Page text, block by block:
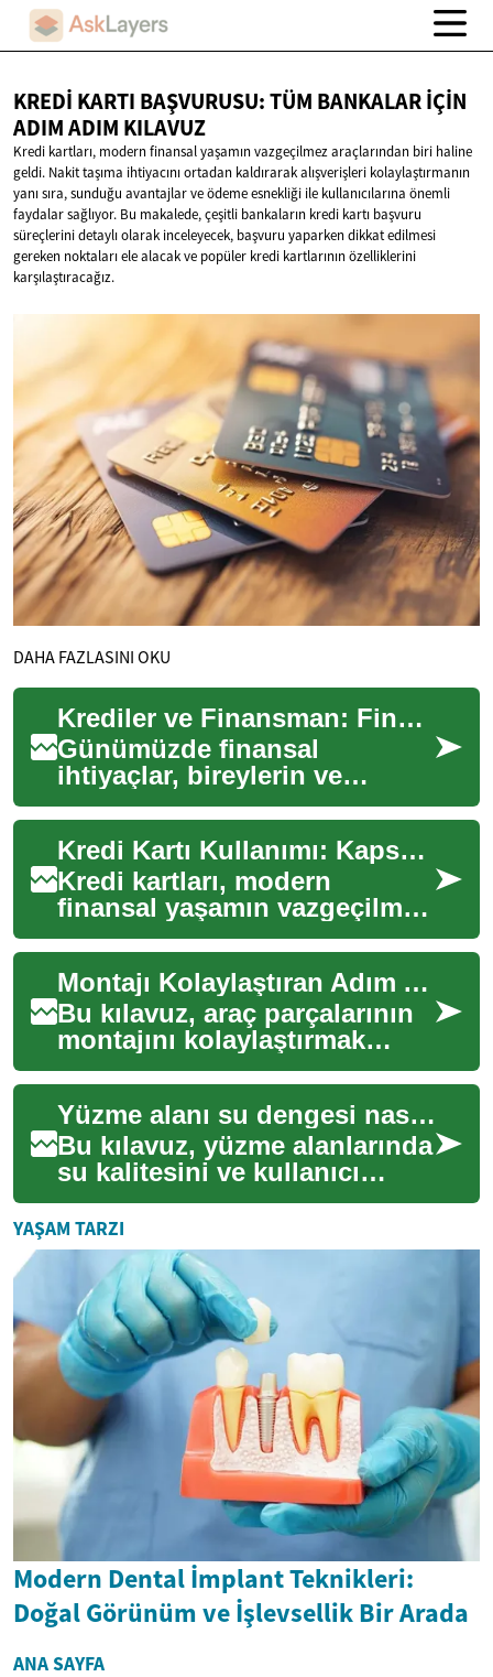
KREDI KARTI BAŞVURUSU: TÜM BANKALAR İÇIN
ADIMADIM KILAVUZ
Kredi kartları, modern finansal yaşamın vazgeçilmez araçlarından biri haline
geldi. Nakit taşıma ihtiyacını ortadan kaldırarak alışverişleri kolaylaştırmanın
yanı sıra, sunduğu avantajlar ve ödeme esnekliği ile kullanıcılarına önemli
faydalar sağlıyor. Bu makalede, çeşitli bankaların kredi kartı başvuru
süreçlerini detaylı olarak inceleyecek, başvuru yaparken dikkat edilmesi
gereken noktaları ele alacak ve popüler kredi kartlarının özelliklerini
karşılaştıracağız.
DAHA FAZLASINI OKU
Krediler ve Finansman: Finansal İhtiyaçlarınız İçin Çözümler
Günümüzde finansal
ihtiyaçlar, bireylerin ve
işletmelerin hayatında önemli
bir rol oynamaktadır. Krediler
ve finansma...
Kredi Kartı Kullanımı: Kapsamlı Rehber ve Dikkat Edilmesi Gerekenler
Kredi kartları, modern
finansal yaşamın vazgeçilmez
bir parçası haline gelmiştir.
Günümüzde nakit taşıma
ihtiyacını o...
Montajı Kolaylaştıran Adım Adım Parça Değiştirme Kılavuzu
Bu kılavuz, araç parçalarının
montajını kolaylaştırmak
amacıyla temel bakım
(maintenance), uyumluluk
(compatibility) ...
Yüzme alanı su dengesi nasıl korunur: adım adım kılavuz
Bu kılavuz, yüzme alanlarında
su kalitesini ve kullanıcı
güvenliğini sağlamak için
uygulanabilir adımları açıklar.
Ba...
YAŞAM TARZI
Modern Dental İmplant Teknikleri:
Doğal Görünüm ve İşlevsellik Bir Arada
ANA SAYFA